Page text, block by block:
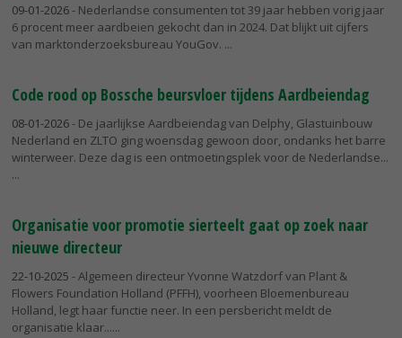
09-01-2026- Nederlandse consumenten tot 39 jaar hebben vorig jaar
6 procent meer aardbeien gekocht dan in 2024. Dat blijkt uit cijfers
van marktonderzoeksbureau YouGov.
Code rood op Bossche beursvloer tijdens Aardbeiendag
08-01-2026- De jaarlijkse Aardbeiendag van Delphy, Glastuinbouw
Nederland en ZLTO ging woensdag gewoon door, ondanks het barre
winterweer. Deze dag is een ontmoetingsplek voor de Nederlandse...
Organisatie voor promotie sierteelt gaat op zoek naar
nieuwe directeur
22-10-2025 - Algemeen directeur Yvonne Watzdorf van Plant &
Flowers Foundation Holland (PFFH), voorheen Bloemenbureau
Holland, legt haar functie neer. In een persbericht meldt de
organisatie klaar...